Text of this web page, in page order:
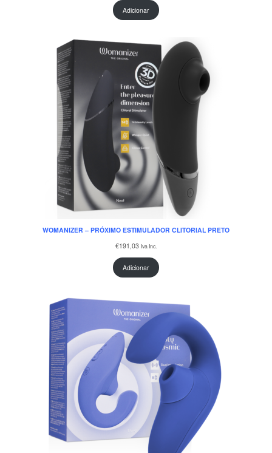
Adicionar
WOMANIZER – PRÓXIMO ESTIMULADOR CLITORIAL PRETO
€191,03 Iva Inc.
Adicionar